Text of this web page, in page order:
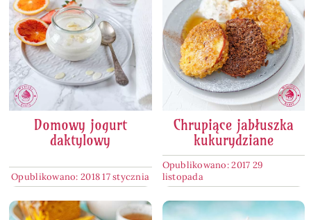
Domowy jogurt
daktylowy
Opublikowano: 2018 17 stycznia
Chrupiące jabłuszka
kukurydziane
Opublikowano: 2017 29
listopada